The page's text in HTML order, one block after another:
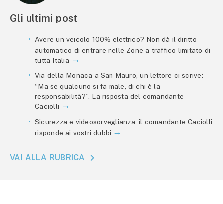
Gli ultimi post
Avere un veicolo 100% elettrico? Non dà il diritto
automatico di entrare nelle Zone a traffico limitato di
tutta Italia
Via della Monaca a San Mauro, un lettore ci scrive:
“Ma se qualcuno si fa male, di chi è la
responsabilità?”. La risposta del comandante
Caciolli
Sicurezza e videosorveglianza: il comandante Caciolli
risponde ai vostri dubbi
VAI ALLA RUBRICA